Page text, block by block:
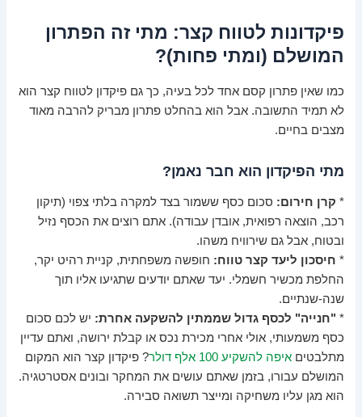
פיקדונות לטווח קצר: מתי זה הפתרון
המושלם (ומתי פחות)?
כמו שאין פתרון קסם אחד לכל בעיה, כך גם פיקדון לטווח קצר הוא
לא תמיד התשובה. אבל הוא בהחלט פתרון מבריק להרבה מאוד
מצבים בחיים.
מתי הפיקדון הוא חבר נאמן?
* קרן חירום: סכום כסף ששמור בצד למקרה בלתי צפוי (תיקון
רכב, הוצאה רפואית, אובדן עבודה). אתם רוצים את הכסף נזיל
ובטוח, אבל גם שירוויח משהו.
* חיסכון ליעד קצר טווח: חופשה משפחתית, קניית רהיט יקר,
החלפת מכשיר חשמלי. יעד שאתם יודעים שתגיעו אליו תוך
שנה-שנתיים.
* "חנייה" לכסף גדול שממתין להשקעה אחרת: יש לכם סכום
כסף משמעותי, אולי אחרי מכירת נכס או קבלת ירושה, ואתם עדיין
מתלבטיםאיפה להשקיע 100 אלף דולר
? פיקדון קצר הוא המקום
המושלם עבורו, בזמן שאתם עושים את המחקר ובונים אסטרטגיה.
הוא מגן עליו משחיקה ומייצר תשואה סבירה.